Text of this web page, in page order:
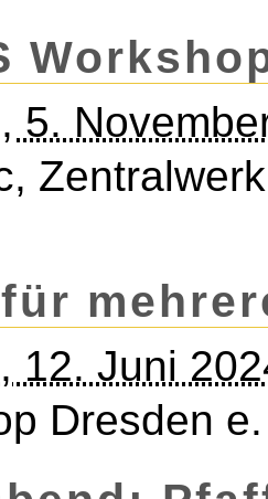
5.
12. Juni
Dresden